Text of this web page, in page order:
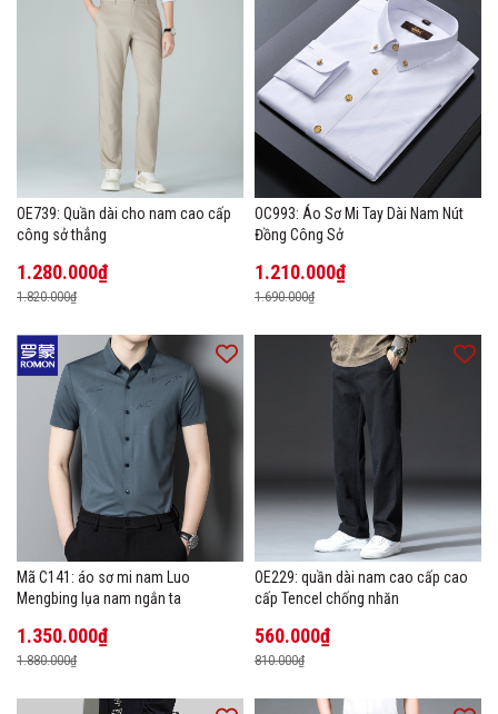
OE739: Quần dài cho nam cao cấp
công sở thẳng
1.280.000₫
1.820.000₫
OC993: Áo Sơ Mi Tay Dài Nam Nút
Đồng Công Sở
1.210.000₫
1.690.000₫
Mã C141: áo sơ mi nam Luo
Mengbing lụa nam ngắn ta
1.350.000₫
1.880.000₫
OE229: quần dài nam cao cấp cao
cấp Tencel chống nhăn
560.000₫
810.000₫